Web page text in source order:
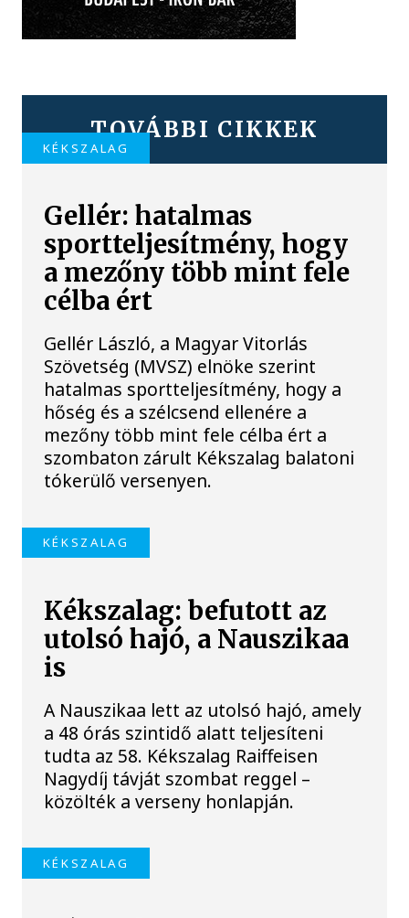
TOVÁBBI CIKKEK
KÉKSZALAG
Gellér: hatalmas
sportteljesítmény, hogy
a mezőny több mint fele
célba ért
Gellér László, a Magyar Vitorlás
Szövetség (MVSZ) elnöke szerint
hatalmas sportteljesítmény, hogy a
hőség és a szélcsend ellenére a
mezőny több mint fele célba ért a
szombaton zárult Kékszalag balatoni
tókerülő versenyen.
KÉKSZALAG
Kékszalag: befutott az
utolsó hajó, a Nauszikaa
is
A Nauszikaa lett az utolsó hajó, amely
a 48 órás szintidő alatt teljesíteni
tudta az 58. Kékszalag Raiffeisen
Nagydíj távját szombat reggel –
közölték a verseny honlapján.
KÉKSZALAG